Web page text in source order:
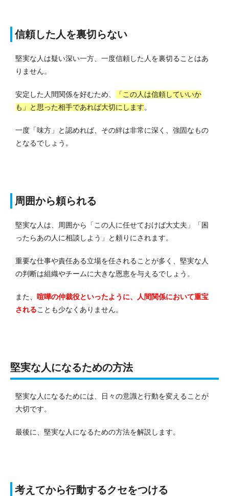
信頼した人を裏切らない
堅実な人は疑い深い一方、一度信頼した人を裏切ることはあ
りません。
安定した人間関係を好むため、
「この人は信頼していいか
も」と思った相手であれば大切にします。
一度「味方」と認めれば、その絆は非常に深く、強固なもの
となるでしょう。
周囲から頼られる
堅実な人は、周囲から「この人に任せておけば大丈夫」「困
ったらあの人に相談しよう」と頼りにされます。
重要な仕事や責任ある立場を任されることが多く、堅実な人
の判断は組織やチームに大きな恩恵を与えるでしょう。
また、
喧嘩の仲裁役といったように、人間関係において重宝
されることも少なくありません。
堅実な人になるための方法
堅実な人になるためには、日々の意識と行動を変えることが
大切です。
最後に、堅実な人になるための方法を解説します。
考えてから行動するクセをつける